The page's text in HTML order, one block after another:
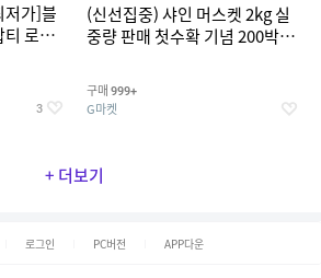
저가]블
티 로즈
3
(신선집중) 샤인 머스켓 2kg 실
중량 판매 첫수확 기념 200박스
고포도
구매 999+
G마켓
+ 더보기
로그인 PC버전 APP다운